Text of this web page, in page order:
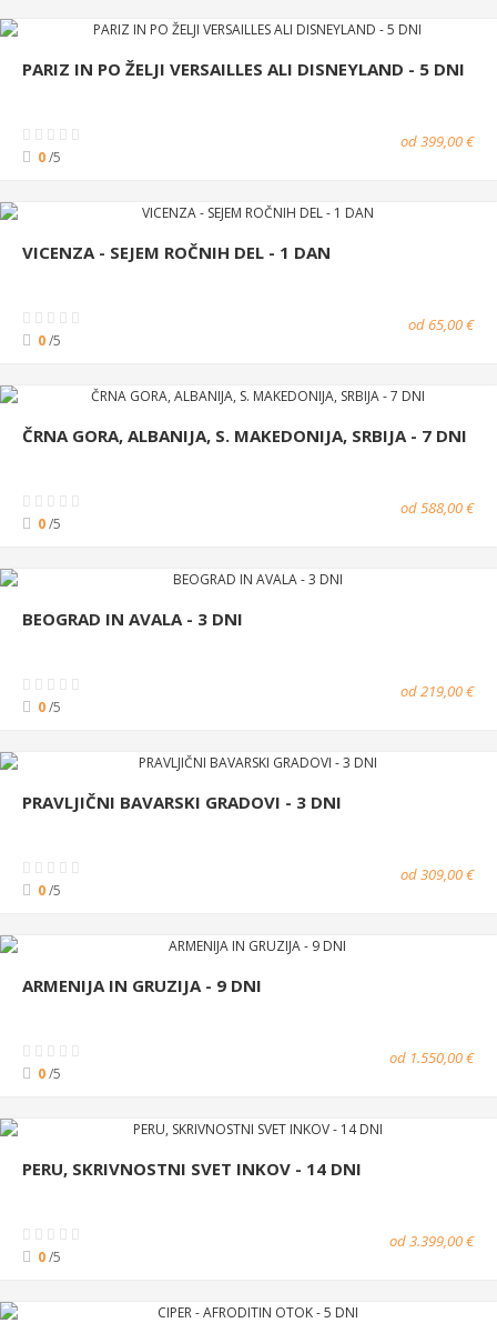
PARIZ IN PO ŽELJI VERSAILLES ALI DISNEYLAND - 5 DNI
0/5
od 399,00 €
VICENZA - SEJEM ROČNIH DEL - 1 DAN
0/5
od 65,00 €
ČRNA GORA, ALBANIJA, S. MAKEDONIJA, SRBIJA - 7 DNI
0/5
od 588,00 €
BEOGRAD IN AVALA - 3 DNI
0/5
od 219,00 €
PRAVLJIČNI BAVARSKI GRADOVI - 3 DNI
0/5
od 309,00 €
ARMENIJA IN GRUZIJA - 9 DNI
0/5
od 1.550,00 €
PERU, SKRIVNOSTNI SVET INKOV - 14 DNI
0/5
od 3.399,00 €